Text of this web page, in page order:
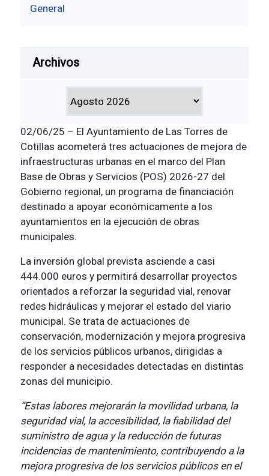
General
Archivos
02/06/25 – El Ayuntamiento de Las Torres de
Cotillas acometerá tres actuaciones de mejora de
infraestructuras urbanas en el marco del Plan
Base de Obras y Servicios (POS) 2026-27 del
Gobierno regional, un programa de financiación
destinado a apoyar económicamente a los
ayuntamientos en la ejecución de obras
municipales.
La inversión global prevista asciende a casi
444.000 euros y permitirá desarrollar proyectos
orientados a reforzar la seguridad vial, renovar
redes hidráulicas y mejorar el estado del viario
municipal. Se trata de actuaciones de
conservación, modernización y mejora progresiva
de los servicios públicos urbanos, dirigidas a
responder a necesidades detectadas en distintas
zonas del municipio.
“Estas labores mejorarán la movilidad urbana, la
seguridad vial, la accesibilidad, la fiabilidad del
suministro de agua y la reducción de futuras
incidencias de mantenimiento, contribuyendo a la
mejora progresiva de los servicios públicos en el